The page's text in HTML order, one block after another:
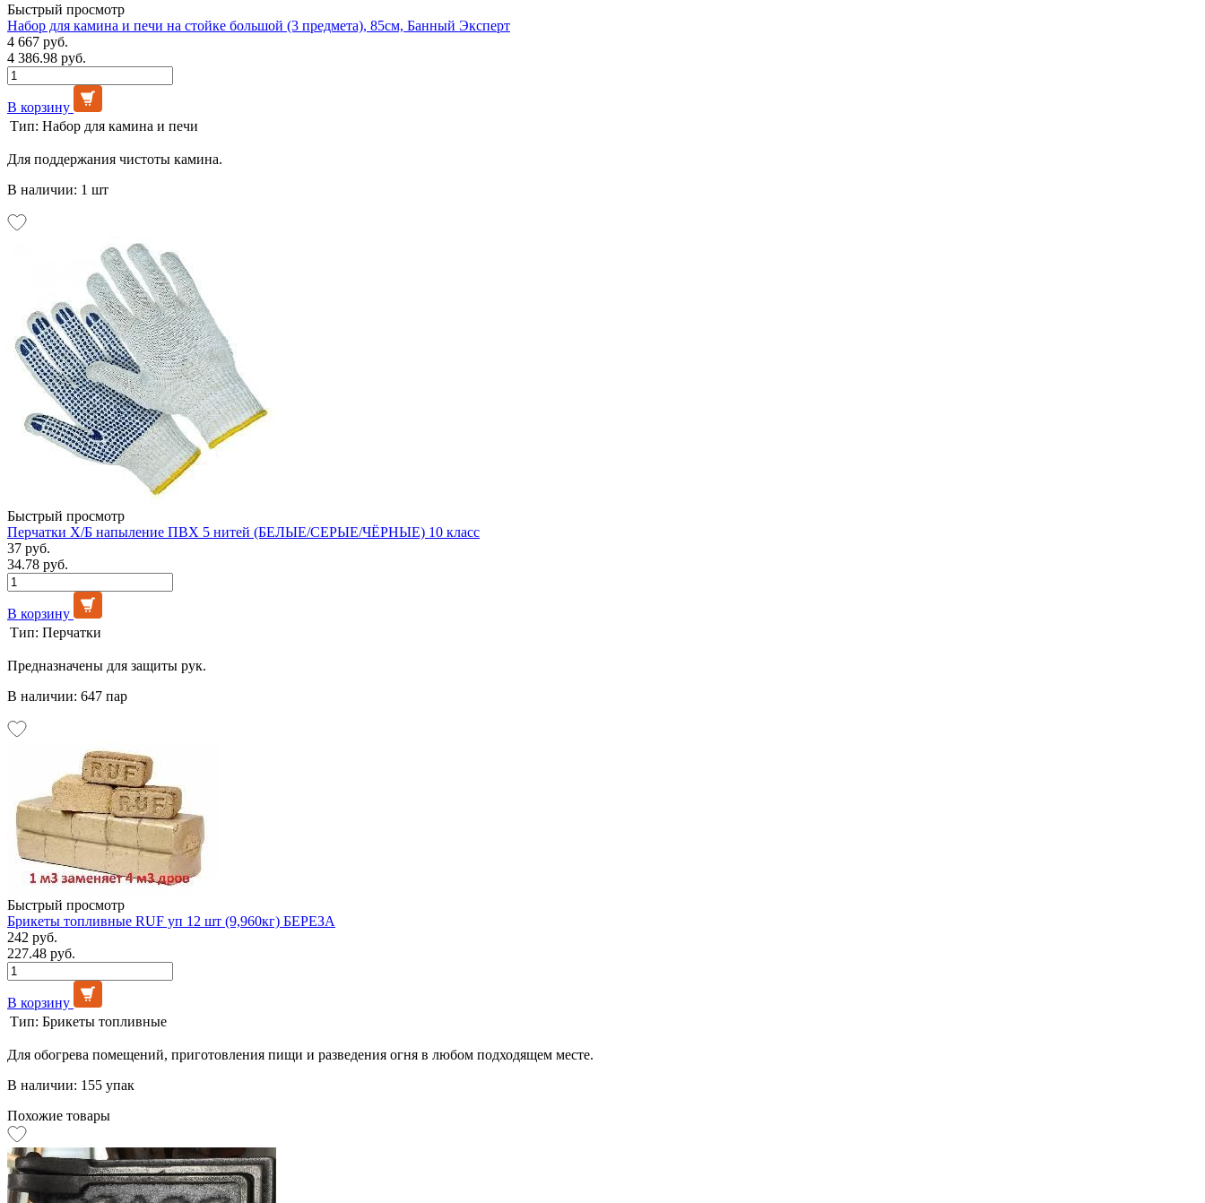
Быстрый просмотр
Набор для камина и печи на стойке большой (3 предмета), 85см, Банный Эксперт
4 667 руб.
4 386.98 руб.
В корзину
Тип: Набор для камина и печи
Для поддержания чистоты камина.
В наличии: 1 шт
Быстрый просмотр
Перчатки Х/Б напыление ПВХ 5 нитей (БЕЛЫЕ/СЕРЫЕ/ЧЁРНЫЕ) 10 класс
37 руб.
34.78 руб.
В корзину
Тип: Перчатки
Предназначены для защиты рук.
В наличии: 647 пар
Быстрый просмотр
Брикеты топливные RUF уп 12 шт (9,960кг) БЕРЕЗА
242 руб.
227.48 руб.
В корзину
Тип: Брикеты топливные
Для обогрева помещений, приготовления пищи и разведения огня в любом подходящем месте.
В наличии: 155 упак
Похожие товары